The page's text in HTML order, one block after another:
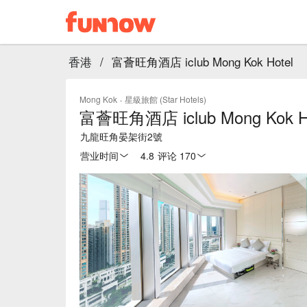
香港 / 富薈旺角酒店 iclub Mong Kok Hotel
Mong Kok · 星級旅館 (Star Hotels)
富薈旺角酒店 iclub Mong Kok
九龍旺角晏架街2號
营业时间
4.8 评论 170